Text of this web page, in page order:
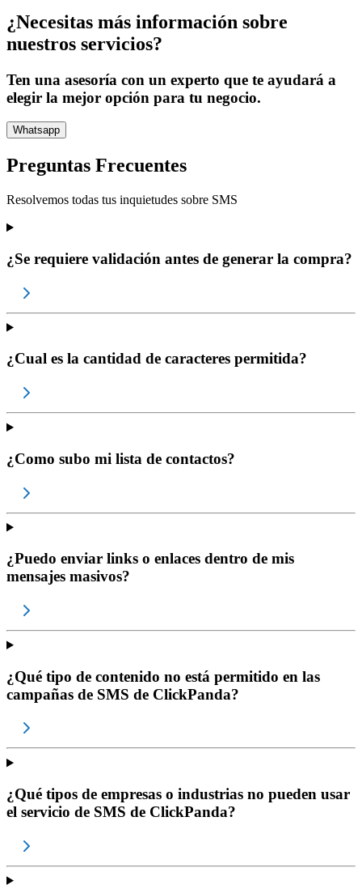
¿Necesitas más información sobre
nuestros servicios?
Ten una asesoría con un experto que te ayudará a
elegir la mejor opción para tu negocio.
Whatsapp
Preguntas Frecuentes
Resolvemos todas tus inquietudes sobre SMS
¿Se requiere validación antes de generar la compra?
¿Cual es la cantidad de caracteres permitida?
¿Como subo mi lista de contactos?
¿Puedo enviar links o enlaces dentro de mis
mensajes masivos?
¿Qué tipo de contenido no está permitido en las
campañas de SMS de ClickPanda?
¿Qué tipos de empresas o industrias no pueden usar
el servicio de SMS de ClickPanda?